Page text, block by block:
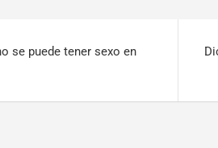
se puede tener sexo en